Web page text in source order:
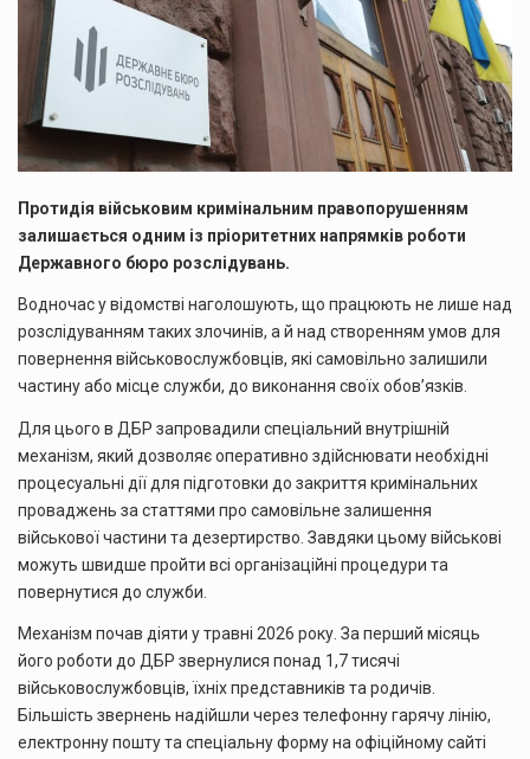
Протидія військовим кримінальним правопорушенням
залишається одним із пріоритетних напрямків роботи
Державного бюро розслідувань.
Водночас у відомстві наголошують, що працюють не лише над
розслідуванням таких злочинів, а й над створенням умов для
повернення військовослужбовців, які самовільно залишили
частину або місце служби, до виконання своїх обов’язків.
Для цього в ДБР запровадили спеціальний внутрішній
механізм, який дозволяє оперативно здійснювати необхідні
процесуальні дії для підготовки до закриття кримінальних
проваджень за статтями про самовільне залишення
військової частини та дезертирство. Завдяки цьому військові
можуть швидше пройти всі організаційні процедури та
повернутися до служби.
Механізм почав діяти у травні 2026 року. За перший місяць
його роботи до ДБР звернулися понад 1,7 тисячі
військовослужбовців, їхніх представників та родичів.
Більшість звернень надійшли через телефонну гарячу лінію,
електронну пошту та спеціальну форму на офіційному сайті